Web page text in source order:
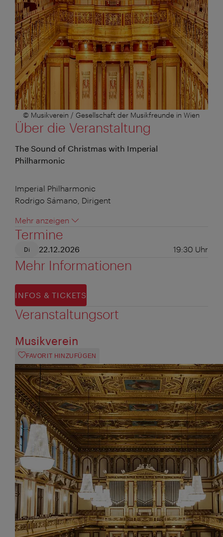
© Musikverein / Gesellschaft der Musikfreunde in Wien
Über die Veranstaltung
The Sound of Christmas with Imperial
Philharmonic
Imperial Philharmonic
Rodrigo Sámano, Dirigent
Mehr anzeigen
Termine
Di 22.12.2026 19:30 Uhr
Mehr Informationen
INFOS & TICKETS
Veranstaltungsort
Musikverein
FAVORIT HINZUFÜGEN